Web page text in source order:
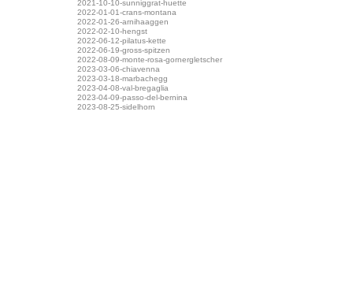
2021-10-10-sunniggrat-huette
2022-01-01-crans-montana
2022-01-26-arnihaaggen
2022-02-10-hengst
2022-06-12-pilatus-kette
2022-06-19-gross-spitzen
2022-08-09-monte-rosa-gornergletscher
2023-03-06-chiavenna
2023-03-18-marbachegg
2023-04-08-val-bregaglia
2023-04-09-passo-del-bernina
2023-08-25-sidelhorn